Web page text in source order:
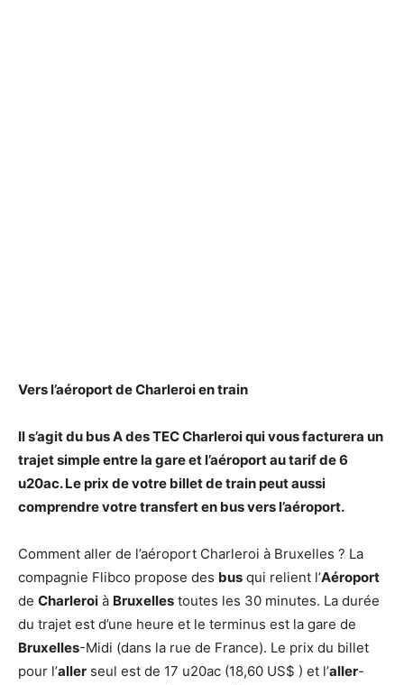
Vers l’aéroportdeCharleroien train
Il s’agit du busA des TECCharleroiqui vous facturera un
trajet simple entre la gareet l’aéroportau tarif de 6
u20ac. Le prix de votre billet de train peut aussi
comprendre votre transfert en busvers l’aéroport.
Comment aller de l’aéroport Charleroi à Bruxelles ? La
compagnie Flibco propose des bus qui relient l’Aéroport
de Charleroi à Bruxelles toutes les 30 minutes. La durée
du trajet est d’une heure et le terminus est la gare de
Bruxelles-Midi (dans la rue de France). Le prix du billet
pour l’aller seul est de 17 u20ac (18,60 US$ ) et l’aller-